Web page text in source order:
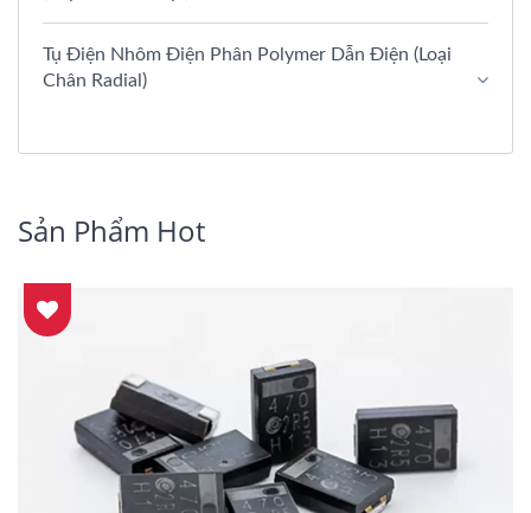
Tụ Điện Nhôm Điện Phân Polymer Dẫn Điện (Loại
Chân Radial)
Sản Phẩm Hot